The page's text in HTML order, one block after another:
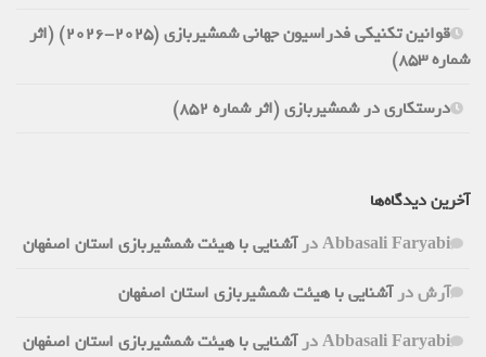
قوانین تکنیکی فدراسیون جهانی شمشیربازی (2025-2026) (اثر
شماره 853)
درستکاری در شمشیربازی (اثر شماره 852)
آخرین دیدگاه‌ها
Abbasali Faryabiدرآشنایی با هیئت شمشیربازی استان اصفهان
آرشدرآشنایی با هیئت شمشیربازی استان اصفهان
Abbasali Faryabiدرآشنایی با هیئت شمشیربازی استان اصفهان